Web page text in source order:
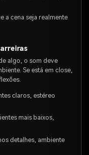
a cena seja realmente
algo, o som deve
Se está em close,
claros, estéreo
mais baixos,
detalhes, ambiente